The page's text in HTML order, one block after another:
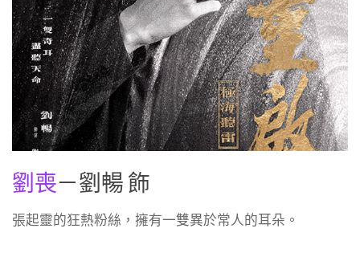
劉喪－劉暢 飾
張起靈的狂熱粉絲，擁有一雙異於常人的耳朵。